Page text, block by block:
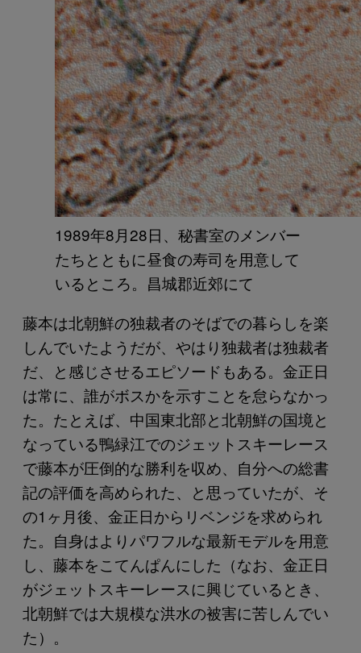
1989年8月28日、秘書室のメンバー
たちとともに昼食の寿司を用意して
いるところ。昌城郡近郊にて
藤本は北朝鮮の独裁者のそばでの暮らしを楽
しんでいたようだが、やはり独裁者は独裁者
だ、と感じさせるエピソードもある。金正日
は常に、誰がボスかを示すことを怠らなかっ
た。たとえば、中国東北部と北朝鮮の国境と
なっている鴨緑江でのジェットスキーレース
で藤本が圧倒的な勝利を収め、自分への総書
記の評価を高められた、と思っていたが、そ
の1ヶ月後、金正日からリベンジを求められ
た。自身はよりパワフルな最新モデルを用意
し、藤本をこてんぱんにした（なお、金正日
がジェットスキーレースに興じているとき、
北朝鮮では大規模な洪水の被害に苦しんでい
た）。